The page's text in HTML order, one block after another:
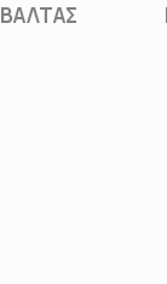
ΒΑΛΤΑΣ